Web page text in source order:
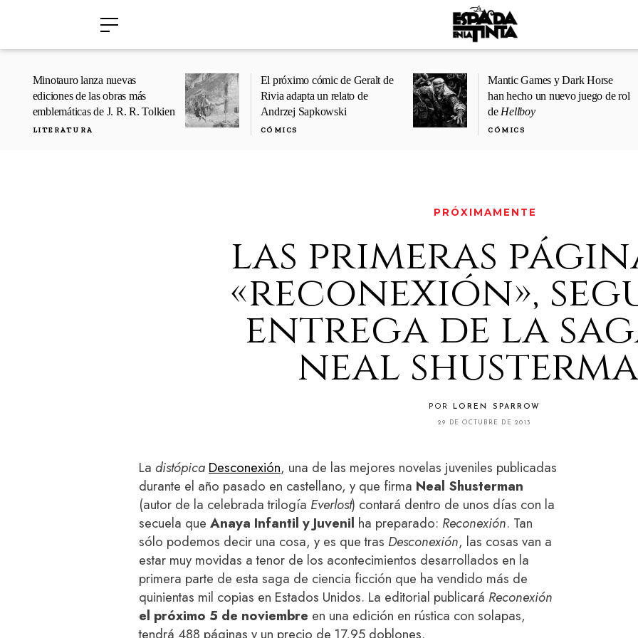
Minotauro lanza nuevas
ediciones de las obras más
emblemáticas de J. R. R. Tolkien
LITERATURA
El próximo cómic de Geralt de
Rivia adapta un relato de
Andrzej Sapkowski
CÓMICS
Mantic Games y Dark Horse
han hecho un nuevo juego de rol
de Hellboy
CÓMICS
PRÓXIMAMENTE
las primeras
«reconexión»,
entrega de la
neal
POR LOREN SPARROW
29 DE OCTUBRE DE 2013
La distópica Desconexión, una de las mejores novelas juveniles publicadas
durante el año pasado en castellano, y que firma Neal Shusterman
(autor de la celebrada trilogía Everlost) contará dentro de unos días con la
secuela que Anaya Infantil y Juvenil ha preparado: Reconexión. Tan
sólo podemos decir una cosa, y es que tras Desconexión, las cosas van a
estar muy movidas a tenor de los acontecimientos desarrollados en la
primera parte de esta saga de ciencia ficción que ha vendido más de
quinientas mil copias en Estados Unidos. La editorial publicará Reconexión
el próximo 5 de noviembre en una edición en rústica con solapas,
tendrá 488 páginas y un precio de 17,95 doblones.
›